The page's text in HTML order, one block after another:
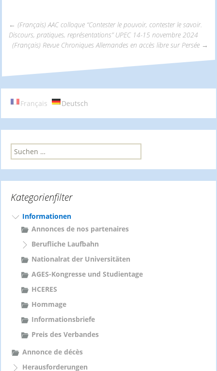
Beitrags-
Navigation
← (Français) AAC colloque “Contester le pouvoir, contester le savoir.
Discours, pratiques, représentations” UPEC 14-15 novembre 2024
(Français) Revue Chroniques Allemandes en accès libre sur Persée →
Français Deutsch
S
u
n
a
Kategorienfilter
Informationen
Annonces de nos partenaires
Berufliche Laufbahn
Nationalrat der Universitäten
AGES-Kongresse und Studientage
HCERES
Hommage
Informationsbriefe
Preis des Verbandes
Annonce de décès
Herausforderungen